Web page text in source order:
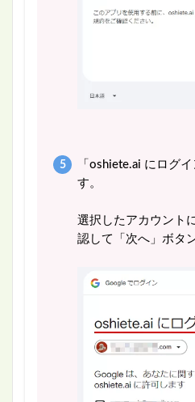
「oshiete.ai にログ
す。
選択したアカウント
認して「次へ」ボタ